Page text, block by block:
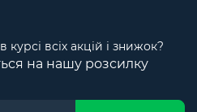
курсі всіх акцій і знижок?
на нашу розсилку